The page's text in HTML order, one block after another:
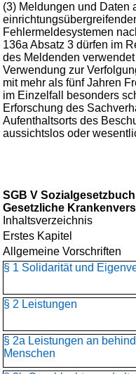
(3) Meldungen und Daten
Fehlermeldesystemen
136a Absatz 3 dürfen im
des Meldenden
Verwendung zur
mit mehr als fünf Jahren
im Einzelfall besonders
Erforschung des
Aufenthaltsorts des
aussichtslos oder
SGB V Sozialgesetzbuch
Gesetzliche
Inhaltsverzeichnis
Erstes Kapitel
Allgemeine Vorschriften
§ 1 Solidarität und
§ 2 Leistungen
§ 2a Leistungen an
Menschen